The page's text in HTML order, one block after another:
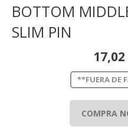
BOTTOM
SLIM PIN
17,02
**FUERA DE
COMPRA